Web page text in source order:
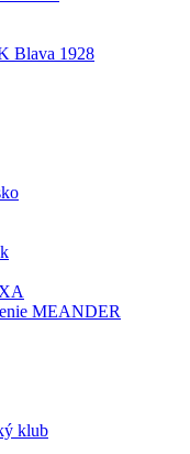
Blava 1928
MEANDER
klub